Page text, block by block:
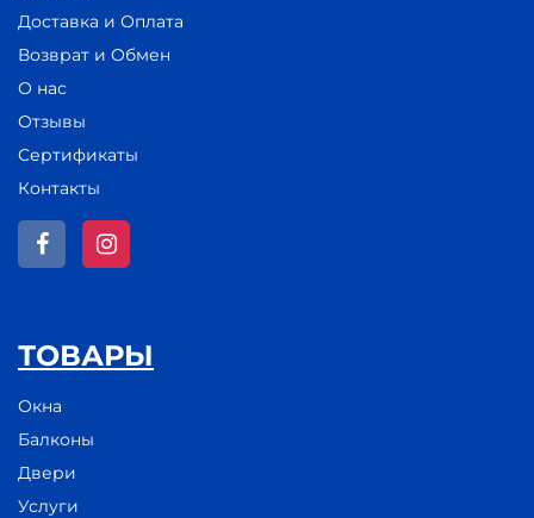
Доставка и Оплата
Возврат и Обмен
О нас
Отзывы
Сертификаты
Контакты
ТОВАРЫ
Окна
Балконы
Двери
Услуги